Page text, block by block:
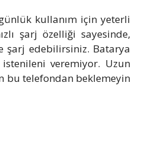
kullanım için yeterli
şarj özelliği sayesinde,
şarj edebilirsiniz. Batarya
veremiyor. Uzun
bu telefondan beklemeyin